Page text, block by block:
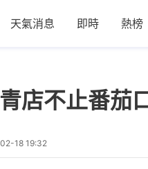
天氣消息 即時 熱榜
店不止番
18 19:32